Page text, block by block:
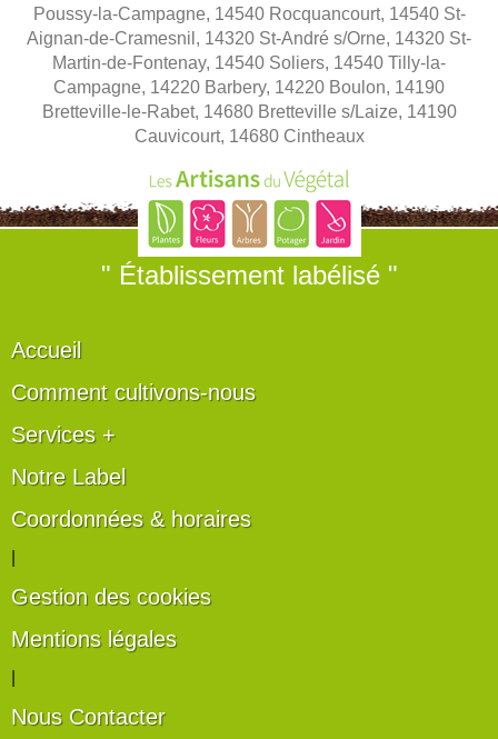
Poussy-la-Campagne, 14540 Rocquancourt, 14540 St-
Aignan-de-Cramesnil, 14320 St-André s/Orne, 14320 St-
Martin-de-Fontenay, 14540 Soliers, 14540 Tilly-la-
Campagne, 14220 Barbery, 14220 Boulon, 14190
Bretteville-le-Rabet, 14680 Bretteville s/Laize, 14190
Cauvicourt, 14680 Cintheaux
" Établissement labélisé "
Accueil
Comment cultivons-nous
Services +
Notre Label
Coordonnées & horaires
Gestion des cookies
Mentions légales
Nous Contacter